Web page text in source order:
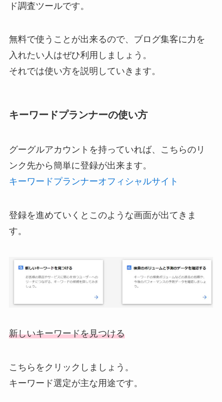
ド調査ツールです。
無料で使うことが出来るので、ブログ集客に力を
入れたい人はぜひ利用しましょう。
それでは使い方を説明していきます。
キーワードプランナーの使い方
グーグルアカウントを持っていれば、こちらのリ
ンク先から簡単に登録が出来ます。
キーワードプランナーオフィシャルサイト
登録を進めていくとこのような画面が出てきま
す。
新しいキーワードを見つける
こちらをクリックしましょう。
キーワード選定が主な用途です。